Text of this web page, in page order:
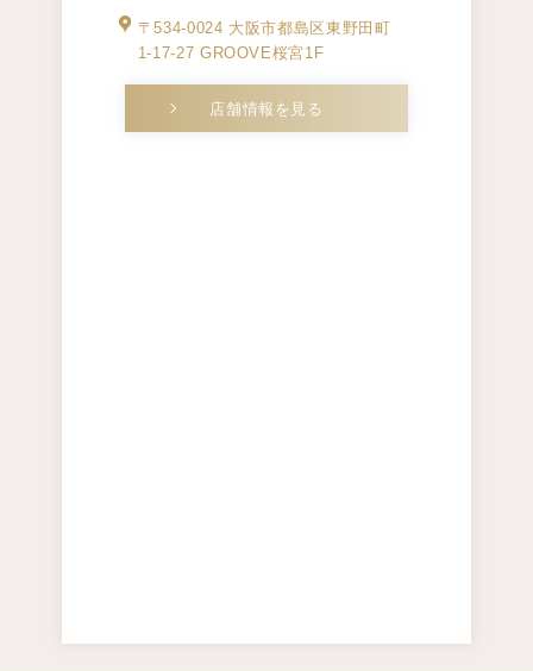
〒534-0024 大阪市都島区東野田町
1-17-27 GROOVE桜宮1F
店舗情報を見る